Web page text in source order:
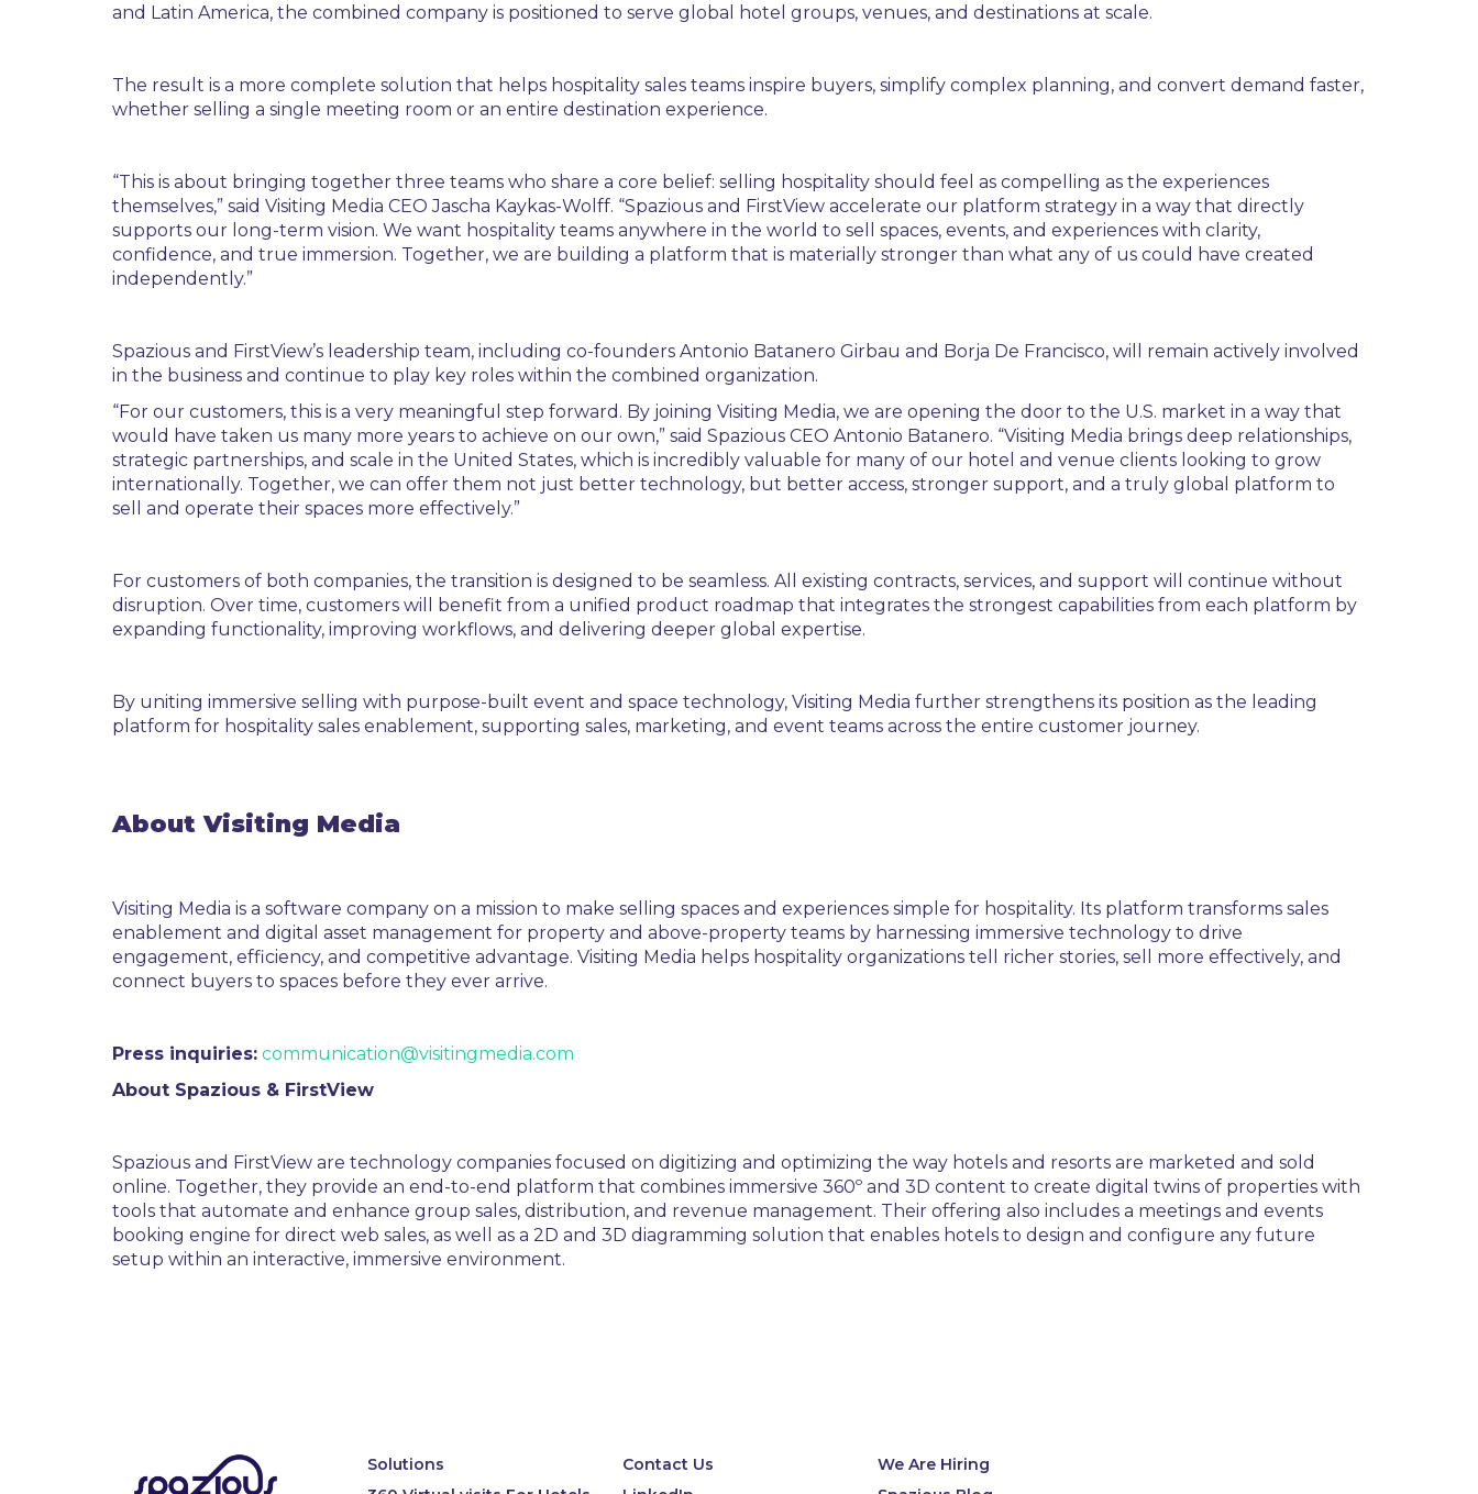
and Latin America, the combined company is positioned to serve global hotel groups, venues, and destinations at scale.
The result is a more complete solution that helps hospitality sales teams inspire buyers, simplify complex planning, and convert demand faster,
whether selling a single meeting room or an entire destination experience.
“This is about bringing together three teams who share a core belief: selling hospitality should feel as compelling as the experiences
themselves,” said Visiting Media CEO Jascha Kaykas-Wolff. “Spazious and FirstView accelerate our platform strategy in a way that directly
supports our long-term vision. We want hospitality teams anywhere in the world to sell spaces, events, and experiences with clarity,
confidence, and true immersion. Together, we are building a platform that is materially stronger than what any of us could have created
independently.”
Spazious and FirstView’s leadership team, including co-founders Antonio Batanero Girbau and Borja De Francisco, will remain actively involved
in the business and continue to play key roles within the combined organization.
“For our customers, this is a very meaningful step forward. By joining Visiting Media, we are opening the door to the U.S. market in a way that
would have taken us many more years to achieve on our own,” said Spazious CEO Antonio Batanero. “Visiting Media brings deep relationships,
strategic partnerships, and scale in the United States, which is incredibly valuable for many of our hotel and venue clients looking to grow
internationally. Together, we can offer them not just better technology, but better access, stronger support, and a truly global platform to
sell and operate their spaces more effectively.”
For customers of both companies, the transition is designed to be seamless. All existing contracts, services, and support will continue without
disruption. Over time, customers will benefit from a unified product roadmap that integrates the strongest capabilities from each platform by
expanding functionality, improving workflows, and delivering deeper global expertise.
By uniting immersive selling with purpose-built event and space technology, Visiting Media further strengthens its position as the leading
platform for hospitality sales enablement, supporting sales, marketing, and event teams across the entire customer journey.
About Visiting Media
Visiting Media is a software company on a mission to make selling spaces and experiences simple for hospitality. Its platform transforms sales
enablement and digital asset management for property and above-property teams by harnessing immersive technology to drive
engagement, efficiency, and competitive advantage. Visiting Media helps hospitality organizations tell richer stories, sell more effectively, and
connect buyers to spaces before they ever arrive.
Press inquiries: communication@visitingmedia.com
About Spazious & FirstView
Spazious and FirstView are technology companies focused on digitizing and optimizing the way hotels and resorts are marketed and sold
online. Together, they provide an end-to-end platform that combines immersive 360º and 3D content to create digital twins of properties with
tools that automate and enhance group sales, distribution, and revenue management. Their offering also includes a meetings and events
booking engine for direct web sales, as well as a 2D and 3D diagramming solution that enables hotels to design and configure any future
setup within an interactive, immersive environment.
Solutions
Contact Us
We Are Hiring